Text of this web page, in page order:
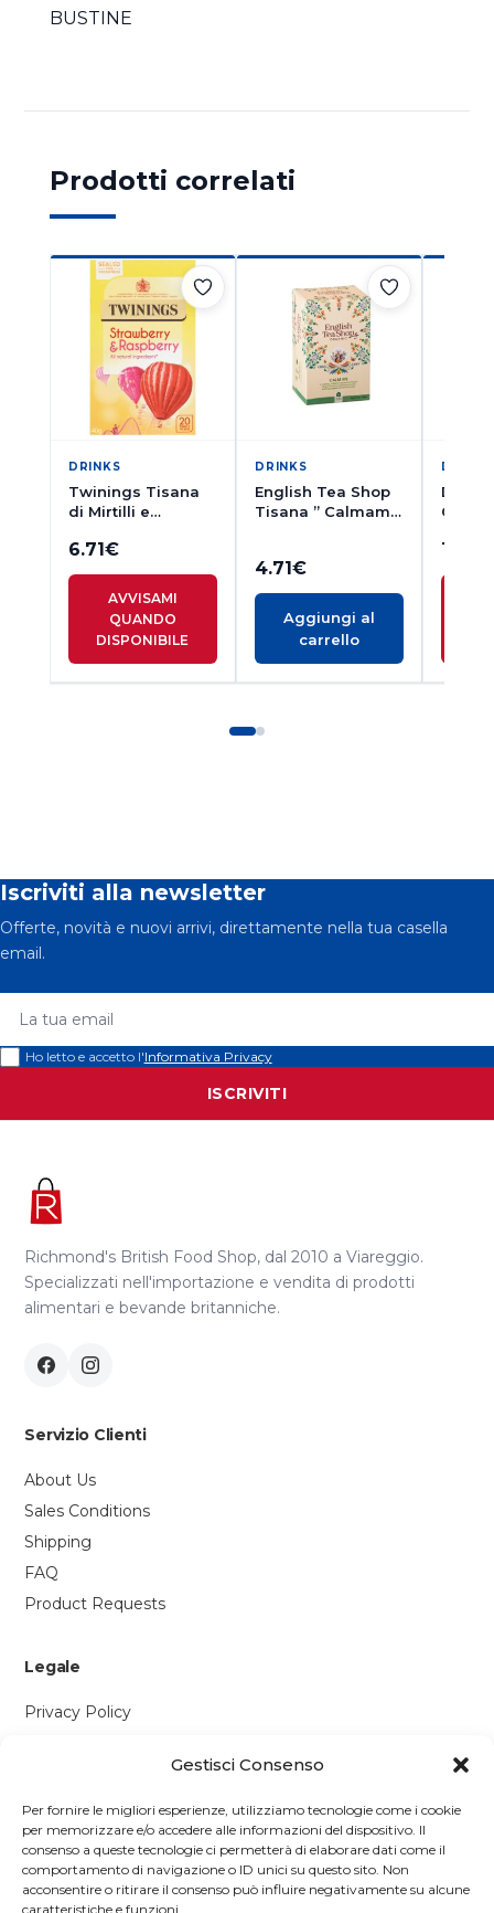
Gestisci Consenso
Per fornire le migliori esperienze, utilizziamo tecnologie come i cookie
per memorizzare e/o accedere alle informazioni del dispositivo. Il
consenso a queste tecnologie ci permetterà di elaborare dati come il
comportamento di navigazione o ID unici su questo sito. Non
acconsentire o ritirare il consenso può influire negativamente su alcune
caratteristiche e funzioni.
BUSTINE
Prodotti correlati
DRINKS
Twinings Tisana
di Mirtilli e
bustine
6.71 €
AVVISAMI
QUANDO
DISPONIBILE
DRINKS
English Tea Shop
Tisana ” Calmami”
4.71 €
Aggiungi al
carrello
DRINKS
15.15
Iscriviti alla newsletter
Offerte, novità e nuovi arrivi, direttamente nella tua casella
email.
Ho letto e accetto l'Informativa Privacy
ISCRIVITI
Richmond's British Food Shop, dal 2010 a Viareggio.
Specializzati nell'importazione e vendita di prodotti
alimentari e bevande britanniche.
Servizio Clienti
About Us
Sales Conditions
Shipping
FAQ
Product Requests
Legale
Privacy Policy
Contattaci
Via P. Savi, 328
55049 Viareggio (LU)